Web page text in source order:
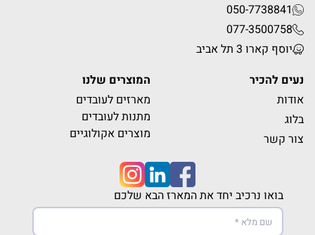
050-7738841
077-3500758
יוסף קארו 3 תל אביב
נעים להכיר
אודות
בלוג
צור קשר
המוצרים שלנו
מארזים לעובדים
מתנות לעובדים
מוצרים אקולוגיים
בואו נרכיב יחד את המארז הבא שלכם